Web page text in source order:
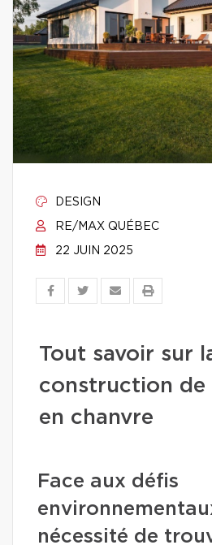
DESIGN
RE/MAX QUÉBEC
22 JUIN 2025
Tout savoir sur
construction de
en chanvre
Face aux défis
nécessité de